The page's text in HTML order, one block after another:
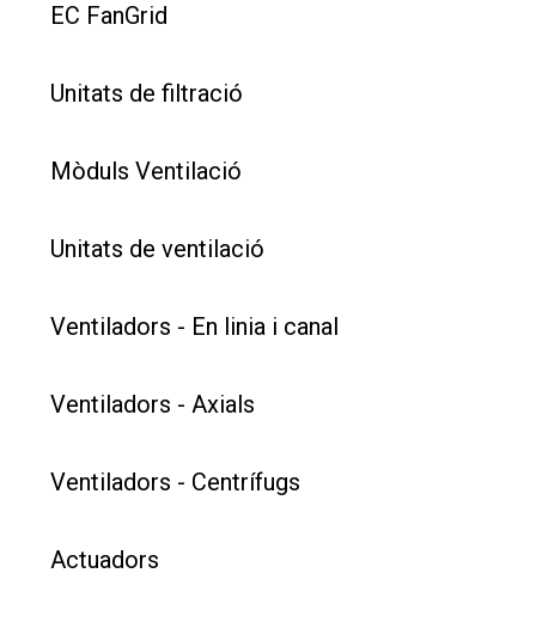
EC FanGrid
Unitats de filtració
Mòduls Ventilació
Unitats de ventilació
Ventiladors - En linia i canal
Ventiladors - Axials
Ventiladors - Centrífugs
Actuadors